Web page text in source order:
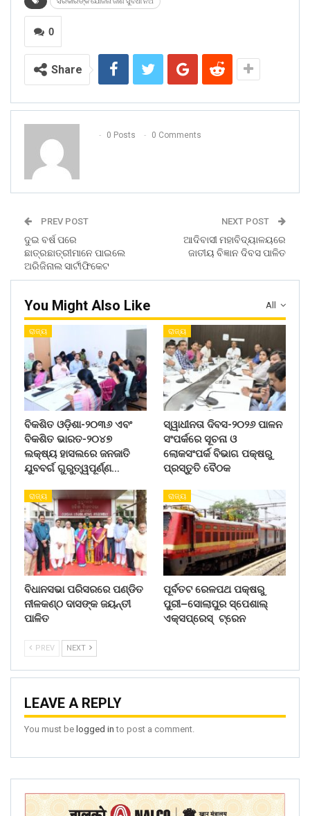
0
Share
0 Posts 0 Comments
PREV POST
ଦୁଇ ବର୍ଷ ପରେ
ଛାତ୍ରଛାତ୍ରୀମାନେ ପାଇଲେ
ଅରିଜିନାଲ ସାର୍ଟୀଫିକେଟ
NEXT POST
ଆଦିବାସୀ ମହାବିଦ୍ୟାଳୟରେ
ଜାତୀୟ ବିଜ୍ଞାନ ଦିବସ ପାଳିତ
All
You Might Also Like
ରାଜ୍ୟ
ବିକଶିତ ଓଡ଼ିଶା-୨୦୩୬ ଏବଂ
ବିକଶିତ ଭାରତ-୨୦୪୭
ଲକ୍ଷ୍ୟ ହାସଲରେ ଜନଜାତି
ଯୁବବର୍ଗ ଗୁରୁତ୍ୱପୂର୍ଣ୍ଣ…
ରାଜ୍ୟ
ସ୍ୱାଧୀନତା ଦିବସ-୨୦୨୬ ପାଳନ
ସଂପର୍କରେ ସୂଚନା ଓ
ଲୋକସଂପର୍କ ବିଭାଗ ପକ୍ଷରୁ
ପ୍ରସ୍ତୁତି ବୈଠକ
ରାଜ୍ୟ
ବିଧାନସଭା ପରିସରରେ ପଣ୍ଡିତ
ନୀଳକଣ୍ଠ ଦାସଙ୍କ ଜୟନ୍ତୀ
ପାଳିତ
ରାଜ୍ୟ
ପୂର୍ବତଟ ରେଳପଥ ପକ୍ଷରୁ
ପୁରୀ–ସୋଲାପୁର ସ୍ପେଶାଲ୍
ଏକ୍ସପ୍ରେସ୍ ଟ୍ରେନ
PREV NEXT
LEAVE A REPLY
You must be logged in to post a comment.